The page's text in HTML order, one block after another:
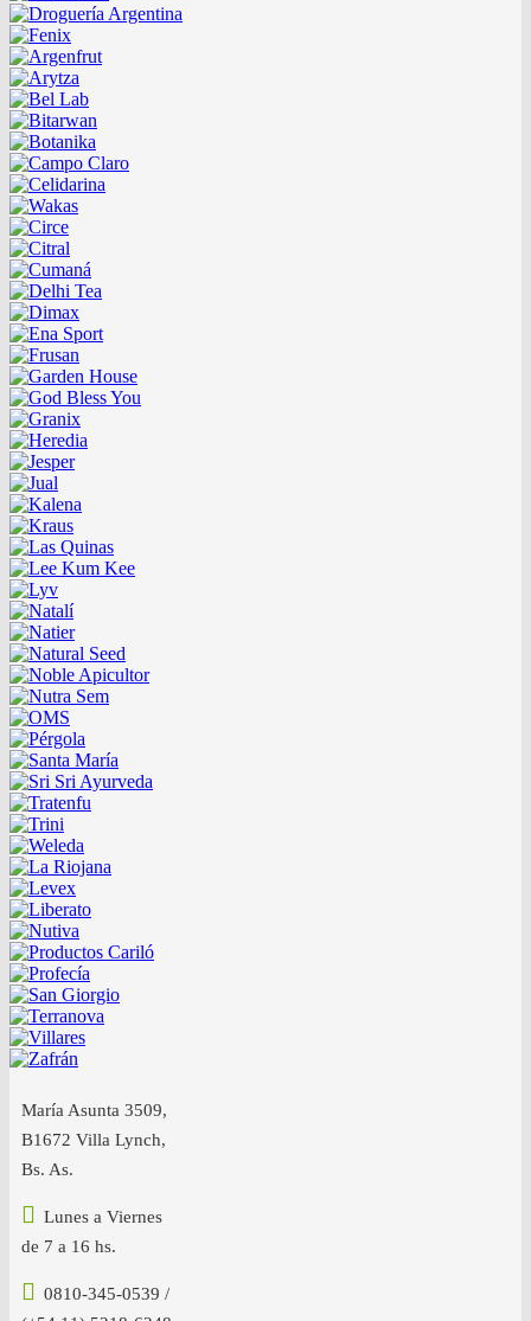
María Asunta 3509,
B1672 Villa Lynch,
Bs. As.
Lunes a Viernes
de 7 a 16 hs.
0810-345-0539 /